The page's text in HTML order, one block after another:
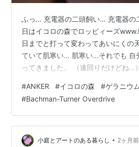
ふっ… 充電器の二頭飼い… 充電器の
日はイコロの森でロッピィーズ
日までと打って変わってあいにくの
ていて肌寒い… 肌寒い…それでも 自
ってきました。 （遠回りだけどね…
行船のピザも食べたいし それで行っ
なんてやってるし 岩見沢バラ園さん
がに猫の額の我が庭には迎い入れ
いオールだローズが有ったら危なか
ジョンソンズ・ブルーがありました
#ANKER #イコロの森 #ゲラニウム
#Bachman-Turner Overdrive
小庭とアートのある暮らし • 2ヶ月前